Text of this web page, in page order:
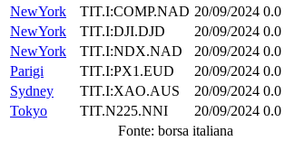
NewYork
TIT.I:COMP.NAD 20/09/2024 0.0
NewYork
TIT.I:DJI.DJD 20/09/2024 0.0
NewYork
TIT.I:NDX.NAD 20/09/2024 0.0
Parigi
TIT.I:PX1.EUD 20/09/2024 0.0
Sydney
TIT.I:XAO.AUS 20/09/2024 0.0
Tokyo
TIT.N225.NNI 20/09/2024 0.0
Fonte: borsa italiana